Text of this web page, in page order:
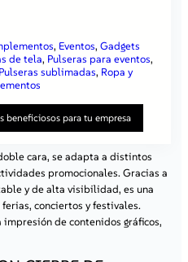
, Eventos, Gadgets
de tela, Pulseras para eventos
Pulseras sublimadas, Ropa y
beneficiosos para tu empresa
obtienes:
sesión, tendrás acceso a
solo para clientes
un representante
cara, se adapta a distintos
promocionales. Gracias a
y de alta visibilidad, es una
conciertos y festivales.
de contenidos gráficos,